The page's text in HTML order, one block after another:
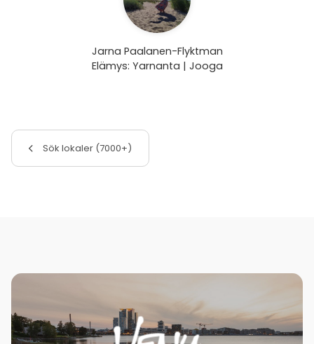
Jarna Paalanen-Flyktman
Elämys: Yarnanta | Jooga
Sök lokaler (7000+)